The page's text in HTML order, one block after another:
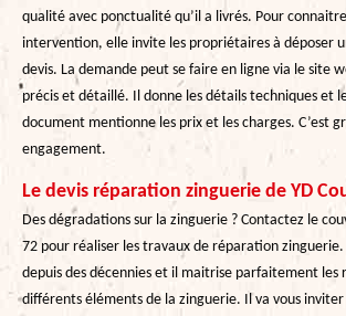
qualité avec ponctualité qu’il a livrés. Pour
intervention, elle invite les propriétaires à déposer
devis. La demande peut se faire en ligne via le site
précis et détaillé. Il donne les détails techniques et
document mentionne les prix et les charges. C’est
engagement.
Le devis réparation zinguerie de YD
Des dégradations sur la zinguerie ? Contactez le
72 pour réaliser les travaux de réparation zinguerie.
depuis des décennies et il maitrise parfaitement les
différents éléments de la zinguerie. Il va vous